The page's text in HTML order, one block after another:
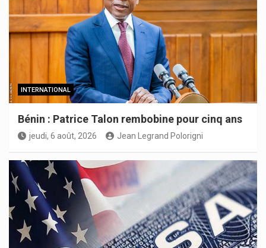
INTERNATIONAL
Bénin : Patrice Talon rembobine pour cinq ans
jeudi, 6 août, 2026 Jean Legrand Polorigni